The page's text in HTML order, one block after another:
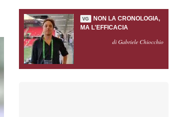
VG
NON LA CRONOLOGIA,
MA L'EFFICACIA
di Gabriele Chiocchio